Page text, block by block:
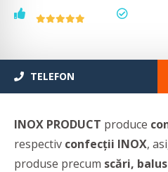
TELEFON
INOX PRODUCT produce
respectiv confecții INOX,
produse precum scări,